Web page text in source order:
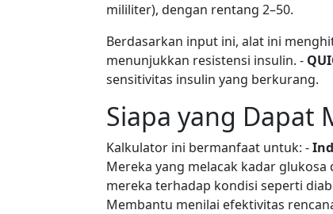
mililiter), dengan rentang 2–50.
Berdasarkan input ini, alat ini
menunjukkan resistensi insulin. -
sensitivitas insulin yang berkurang.
Siapa yang Dapat
Kalkulator ini bermanfaat untuk: -
Mereka yang melacak kadar
mereka terhadap kondisi seperti
Membantu menilai efektivitas